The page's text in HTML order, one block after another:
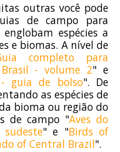
outras você pode
de campo para
espécies a
e biomas. A nível de
completo para
- volume 2" e
guia de bolso". De
as espécies de
bioma ou região do
de campo "Aves do
" e "Birds of
of Central Brazil".